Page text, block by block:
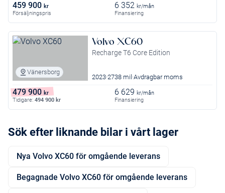
459 900 kr
Försäljningspris
6 352 kr/mån
Finansiering
Vänersborg
Volvo XC60
Recharge T6 Core Edition
2023 2738 mil Avdragbar moms
479 900 kr
Tidigare: 494 900 kr
6 629 kr/mån
Finansiering
Sök efter liknande bilar i vårt lager
Nya Volvo XC60 för omgående leverans
Begagnade Volvo XC60 för omgående leverans